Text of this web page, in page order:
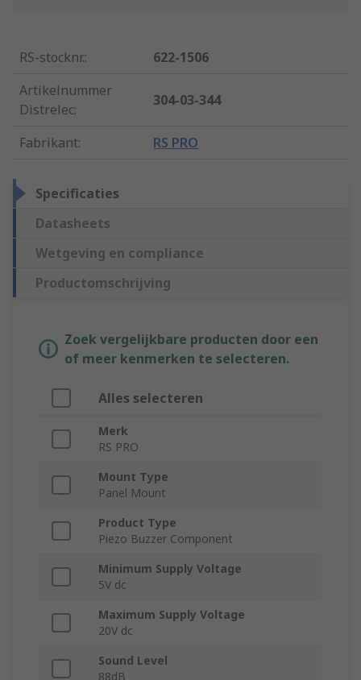
RS-stocknr.:
622-1506
Artikelnummer
Distrelec:
304-03-344
Fabrikant: RS PRO
Specificaties
Datasheets
Wetgeving en compliance
Productomschrijving
Zoek vergelijkbare producten door een
of meer kenmerken te selecteren.
Alles selecteren
Merk
RS PRO
Mount Type
Panel Mount
Product Type
Piezo Buzzer Component
Minimum Supply Voltage
5V dc
Maximum Supply Voltage
20V dc
Sound Level
88dB